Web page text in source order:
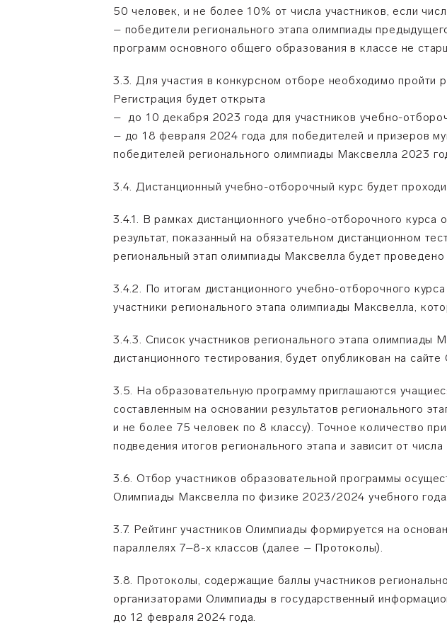
50 человек, и не более 10% от числа участников, если
– победители регионального этапа олимпиады
программ основного общего образования в классе не
3.3. Для участия в конкурсном отборе необходимо пройти
Регистрация будет открыта
– до 10 декабря 2023 года для участников учебно-
– до 18 февраля 2024 года для победителей и призеров
победителей регионального олимпиады Максвелла 2023
3.4. Дистанционный учебно-отборочный курс будет
3.4.1. В рамках дистанционного учебно-отборочного
результат, показанный на обязательном дистанционном
региональный этап олимпиады Максвелла будет
3.4.2. По итогам дистанционного учебно-отборочного
участники регионального этапа олимпиады Максвелла,
3.4.3. Список участников регионального этапа олимпиады
дистанционного тестирования, будет опубликован на
3.5. На образовательную программу приглашаются
составленным на основании результатов регионального
и не более 75 человек по 8 классу). Точное количество
подведения итогов регионального этапа и зависит от
3.6. Отбор участников образовательной программы
Олимпиады Максвелла по физике 2023/2024 учебного года.
3.7. Рейтинг участников Олимпиады формируется на
параллелях 7–8-х классов (далее – Протоколы).
3.8. Протоколы, содержащие баллы участников
организаторами Олимпиады в государственный
до 12 февраля 2024 года.